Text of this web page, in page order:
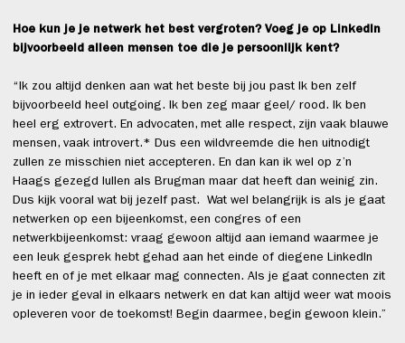
Hoe kun je je netwerk het best vergroten? Voeg je op LinkedIn
bijvoorbeeld alleen mensen toe die je persoonlijk kent?
“Ik zou altijd denken aan wat het beste bij jou past Ik ben zelf
bijvoorbeeld heel outgoing. Ik ben zeg maar geel/ rood. Ik ben
heel erg extrovert. En advocaten, met alle respect, zijn vaak blauwe
mensen, vaak introvert.* Dus een wildvreemde die hen uitnodigt
zullen ze misschien niet accepteren. En dan kan ik wel op z’n
Haags gezegd lullen als Brugman maar dat heeft dan weinig zin.
Dus kijk vooral wat bij jezelf past. Wat wel belangrijk is als je gaat
netwerken op een bijeenkomst, een congres of een
netwerkbijeenkomst: vraag gewoon altijd aan iemand waarmee je
een leuk gesprek hebt gehad aan het einde of diegene LinkedIn
heeft en of je met elkaar mag connecten. Als je gaat connecten zit
je in ieder geval in elkaars netwerk en dat kan altijd weer wat moois
opleveren voor de toekomst! Begin daarmee, begin gewoon klein.”